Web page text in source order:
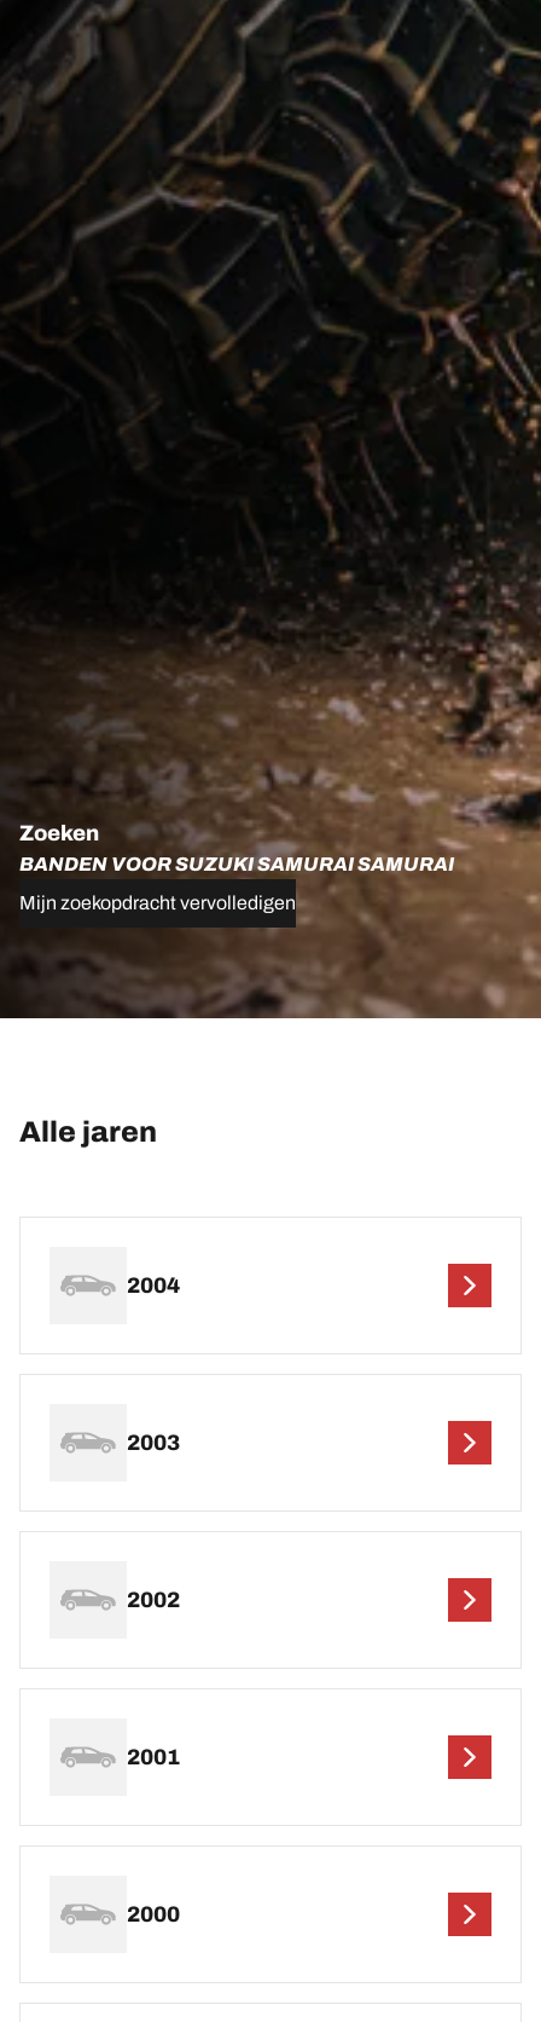
Zoeken
BANDEN VOOR SUZUKI SAMURAI SAMURAI
Mijn zoekopdracht vervolledigen
Alle jaren
2004
2003
2002
2001
2000